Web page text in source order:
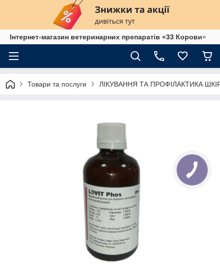
Інтернет-магазин ветеринарних препаратів «33 Корови»
Товари та послуги ЛІКУВАННЯ ТА ПРОФІЛАКТИКА